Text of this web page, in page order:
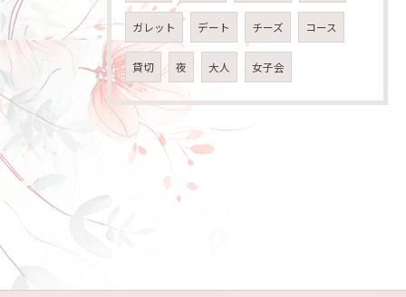
ガレット デート チーズ コース
貸切 夜 大人 女子会